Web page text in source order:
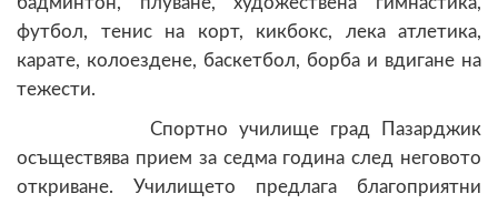
футбол, тенис на корт, кикбокс, лека атлетика,
карате, колоездене, баскетбол, борба и вдигане на
тежести.
Спортно училище град Пазарджик
осъществява прием за седма година след неговото
откриване. Училището предлага благоприятни